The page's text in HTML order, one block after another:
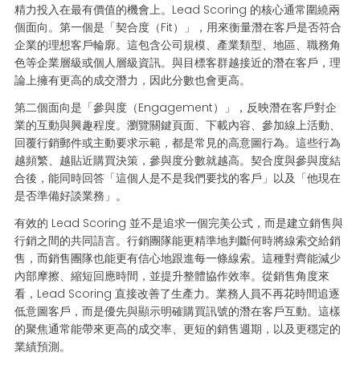
精力投入在最有價值的機會上。Lead Scoring 的核心通常圍繞兩
個面向。第一個是「契合度（Fit）」，用來衡量潛在客戶是否符合
企業的理想客戶輪廓。這包含公司規模、產業類型、地區、職務角
色等企業層級或個人層級資訊。與目標客群越接近的潛在客戶，理
論上擁有更高的成交潛力，因此分數也會更高。
第二個面向是「參與度（Engagement）」，反映潛在客戶對企
業的互動與興趣程度。瀏覽關鍵頁面、下載內容、參加線上活動、
回覆行銷郵件或主動要求示範，都是常見的高意圖行為。這些行為
越頻繁、越貼近購買決策，參與度分數就越高。契合度與參與度結
合後，能同時回答「這個人是不是我們要找的客戶」以及「他現在
是否準備好談業務」。
有效的 Lead Scoring 並不是追求一個完美公式，而是建立銷售與
行銷之間的共同語言。行銷團隊能更精準地判斷何時將線索交給銷
售，而銷售團隊也能更有信心地跟進每一條線索。這種對齊能減少
內部摩擦、縮短回應時間，並提升整體協作效率。從銷售角度來
看，Lead Scoring 直接改善了生產力。業務人員不再花時間追逐
低意圖客戶，而是優先與顯示明確購買訊號的潛在客戶互動。這樣
的聚焦通常能帶來更高的成交率、更短的銷售週期，以及更穩定的
業績預測。